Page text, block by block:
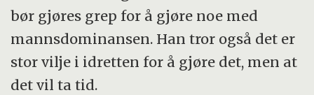
bør gjøres grep for å gjøre noe med
mannsdominansen. Han tror også det er
stor vilje i idretten for å gjøre det, men at
det vil ta tid.